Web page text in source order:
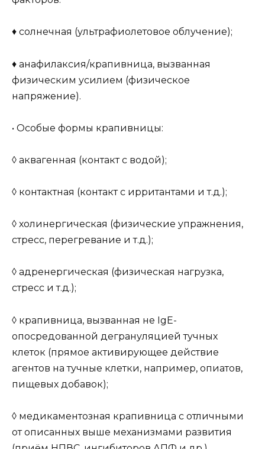
♦ солнечная (ультрафиолетовое облучение);
♦ анафилаксия/крапивница, вызванная
физическим усилием (физическое
напряжение).
• Особые формы крапивницы:
◊ аквагенная (контакт с водой);
◊ контактная (контакт с ирритантами и т.д.);
◊ холинергическая (физические упражнения,
стресс, перегревание и т.д.);
◊ адренергическая (физическая нагрузка,
стресс и т.д.);
◊ крапивница, вызванная не IgE-
опосредованной дегрануляцией тучных
клеток (прямое активирующее действие
агентов на тучные клетки, например, опиатов,
пищевых добавок);
◊ медикаментозная крапивница с отличными
от описанных выше механизмами развития